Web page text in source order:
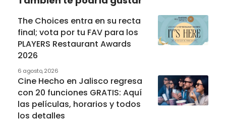
The Choices entra en su recta
final; vota por tu FAV para los
PLAYERS Restaurant Awards
2026
6 agosto, 2026
Cine Hecho en Jalisco regresa
con 20 funciones GRATIS: Aquí
las películas, horarios y todos
los detalles